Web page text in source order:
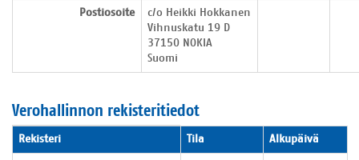
Postiosoite
c/o Heikki Hokkanen
Vihnuskatu 19 D
37150 NOKIA
Suomi
Verohallinnon rekisteritiedot
Verohallinnon rekisteritiedot
Rekisteri Tila Alkupäivä